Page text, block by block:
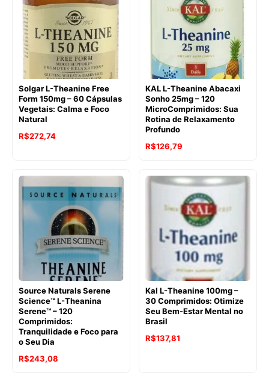
R$217,35.R$183,91.
Solgar L-Theanine Free
Form 150mg – 60 Cápsulas
Vegetais: Calma e Foco
Natural
O
era:
R$311,75.
R$272,74O
R$272,74.
KAL L-Theanine Abacaxi
Sonho 25mg – 120
MicroComprimidos: Sua
Rotina de Relaxamento
Profundo
O
original
R$173,41.
R$126,79
atual
R$126,79.
Source Naturals Serene
Science™ L-Theanina
Serene™ – 120
Comprimidos:
Tranquilidade e Foco para
o Seu Dia
O
R$243,08
Kal L-Theanine 100mg –
30 Comprimidos: Otimize
Seu Bem-Estar Mental no
Brasil
O
R$137,81